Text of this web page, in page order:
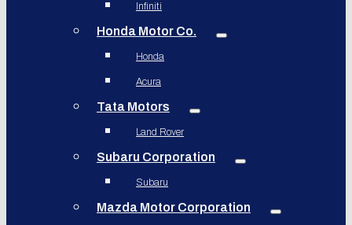
Infiniti
Honda Motor Co.
Honda
Acura
Tata Motors
Land Rover
Subaru Corporation
Subaru
Mazda Motor Corporation